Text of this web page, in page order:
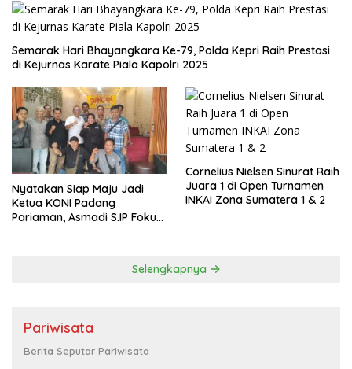
Semarak Hari Bhayangkara Ke-79, Polda Kepri Raih Prestasi
di Kejurnas Karate Piala Kapolri 2025
Nyatakan Siap Maju Jadi
Ketua KONI Padang
Pariaman, Asmadi S.IP Fokus
Cornelius Nielsen Sinurat Raih
Juara 1 di Open Turnamen
INKAI Zona Sumatera 1 & 2
Selengkapnya
Pariwisata
Berita Seputar Pariwisata